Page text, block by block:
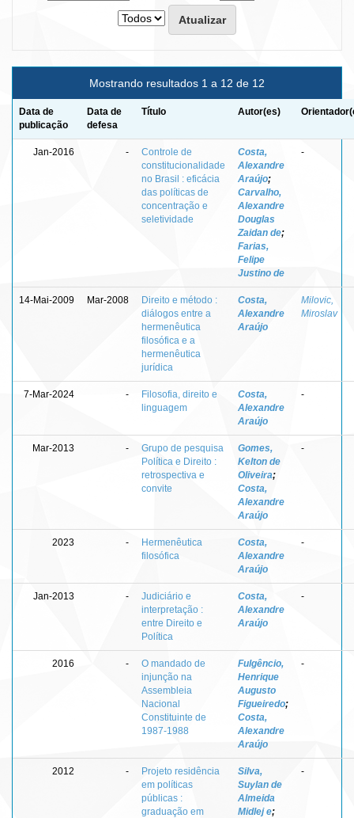
Mostrando resultados 1 a 12 de 12
Data de
publicação
Data de
defesa
Título Autor(es)
Jan-2016 -
Controle de
constitucionalidade
no Brasil : eficácia
das políticas de
concentração e
seletividade
Costa,
Alexandre
Araújo;
Carvalho,
Alexandre
Douglas
Zaidan de;
Farias,
Felipe
Justino de
-
14-Mai-2009 Mar-2008
Direito e método :
diálogos entre a
hermenêutica
filosófica e a
hermenêutica
jurídica
Costa,
Alexandre
Araújo
Milovic,
Miroslav
7-Mar-2024 -
Filosofia, direito e
linguagem
Costa,
Alexandre
Araújo
-
Mar-2013 -
Grupo de pesquisa
Política e Direito :
retrospectiva e
convite
Gomes,
Kelton de
Oliveira;
Costa,
Alexandre
Araújo
-
2023 -
Hermenêutica
filosófica
Costa,
Alexandre
Araújo
-
Jan-2013 -
Judiciário e
interpretação :
entre Direito e
Política
Costa,
Alexandre
Araújo
-
2016 -
O mandado de
injunção na
Assembleia
Nacional
Constituinte de
1987-1988
Fulgêncio,
Henrique
Augusto
Figueiredo;
Costa,
Alexandre
Araújo
-
2012 -
Projeto residência
em políticas
públicas :
graduação em
Silva,
Suylan de
Almeida
Midlej e;
-